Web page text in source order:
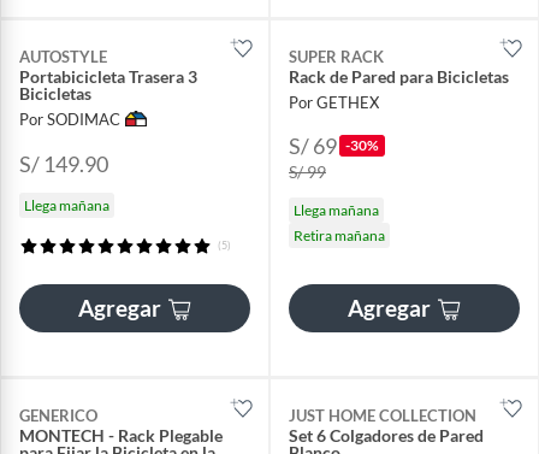
AUTOSTYLE
Portabicicleta Trasera 3
Bicicletas
Por SODIMAC
S/ 149.90
Llega mañana
(5)
Agregar
SUPER RACK
Rack de Pared para Bicicletas
Por GETHEX
S/ 69 -30%
S/ 99
Llega mañana
Retira mañana
Agregar
GENERICO
MONTECH - Rack Plegable
JUST HOME COLLECTION
Set 6 Colgadores de Pared